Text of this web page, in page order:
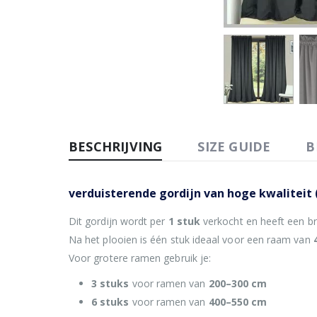
BESCHRIJVING SIZE GUIDE
verduisterende gordijn van hoge kwaliteit
Dit gordijn wordt per 1 stukverkocht en heeft een
Na het plooien is één stuk ideaal voor een raam van
Voor grotere ramen gebruik je:
3 stuks voor ramen van 200–300 cm
6 stuks voor ramen van 400–550 cm